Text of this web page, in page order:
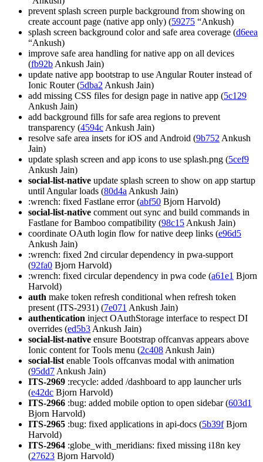
prevent splash screen purple background from showing on
create account page (native app only) (59275 “Ankush)
splash screen background color and safe area coverage (d6eea
“Ankush)
improve safe area handling for native app on all devices
(fb92b Ankush Jain)
update native app bootstrap to use Angular Router instead of
Ionic Router (5dba2 Ankush Jain)
add missing CSS files for design page in native app (5c129
Ankush Jain)
add background fills for safe area regions to prevent
transparency (4594c Ankush Jain)
resolve safe area insets for iOS and Android (9b752 Ankush
Jain)
update splash screen and app icons to use splash.png (5cef9
Ankush Jain)
social-list-native update splash screen to show on app startup
until Angular loads (80d4a Ankush Jain)
:wrench: fixed Fastlane error (abf50 Bjorn Harvold)
social-list-native comment out sync and build commands in
Fastlane for Bamboo compatibility (98c15 Ankush Jain)
coordinate OAuth login flow for native deep links (e96d5
Ankush Jain)
:wrench: fixed 2nd circular dependency in pwa-support
(92fa0 Bjorn Harvold)
:wrench: fixed circular dependency in pwa code (a61e1 Bjorn
Harvold)
auth make token refresh conditional when refresh token
present (ITS-2931) (7e071 Ankush Jain)
authentication inject OAuthStorage interface to respect DI
overrides (ed5b3 Ankush Jain)
social-list-native ensure Bootstrap offcanvas appears above
Ionic content for Tools menu (2c408 Ankush Jain)
social-list enable Tools offcanvas modal with animation
(95dd7 Ankush Jain)
ITS-2969 :recycle: added /dashboard to app launcher urls
(e42dc Bjorn Harvold)
ITS-2966 :bug: added mobile option to open sidebar (603d1
Bjorn Harvold)
ITS-2965 :bug: fixed applications in api-docs (5b39fBjorn
Harvold)
ITS-2964 :globe_with_meridians: fixed missing i18n key
(27623 Bjorn Harvold)